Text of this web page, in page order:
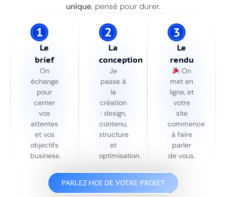
unique, pensé pour durer.
Le
brief
On
échange
pour
cerner
vos
attentes
et vos
objectifs
business.
La
conception
Je
passe à
la
création
: design,
contenu,
structure
et
optimisation.
Le
rendu
On
met en
ligne, et
votre
site
commence
à faire
parler
de vous.
PARLEZ MOI DE VOTRE PROJET